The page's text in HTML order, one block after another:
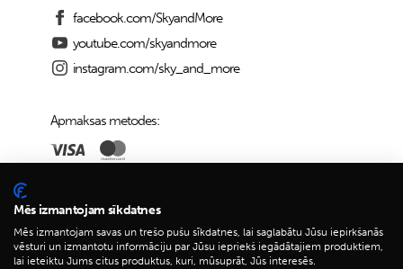
facebook.com/SkyandMore
youtube.com/skyandmore
instagram.com/sky_and_more
Apmaksas metodes:
Piegādes iespējas:
Mēs izmantojam sīkdatnes
Mēs izmantojam savas un trešo pušu sīkdatnes, lai saglabātu Jūsu iepirkšanās
vēsturi un izmantotu informāciju par Jūsu iepriekš iegādātajiem produktiem,
lai ieteiktu Jums citus produktus, kuri, mūsuprāt, Jūs interesēs.